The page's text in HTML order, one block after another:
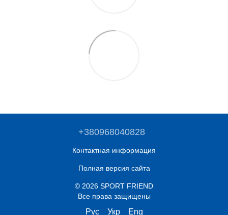
+380968040828
Контактная информация
Полная версия сайта
© 2026 SPORT FRIEND
Все права защищены
Рус Укр Eng